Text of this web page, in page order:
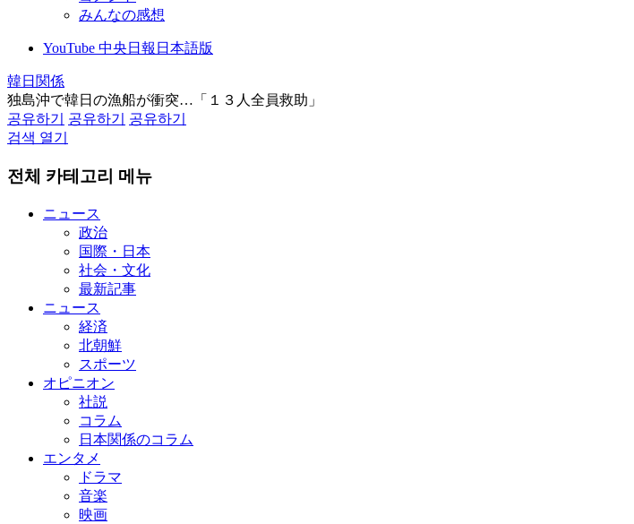
みんなの感想
YouTube 中央日報日本語版
韓日関係
独島沖で韓日の漁船が衝突…「１３人全員救助」
공유하기
공유하기
공유하기
검색 열기
전체 카테고리 메뉴
ニュース
政治
国際・日本
社会・文化
最新記事
ニュース
経済
北朝鮮
スポーツ
オピニオン
社説
コラム
日本関係のコラム
エンタメ
ドラマ
音楽
映画